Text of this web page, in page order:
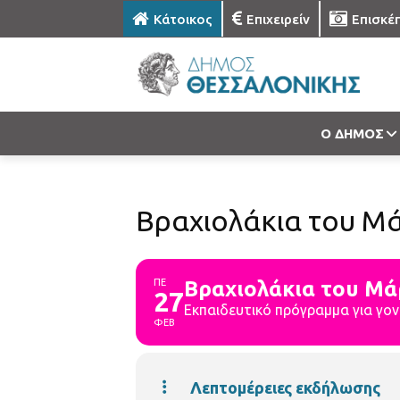
Κάτοικος Επιχειρείν
Ο ΔΗΜΟΣ
Βραχιολάκια του
ΠΕ
27
ΦΕΒ
Βραχιολάκια του
Εκπαιδευτικό πρόγραμμα για
Λεπτομέρειες εκδήλωσης